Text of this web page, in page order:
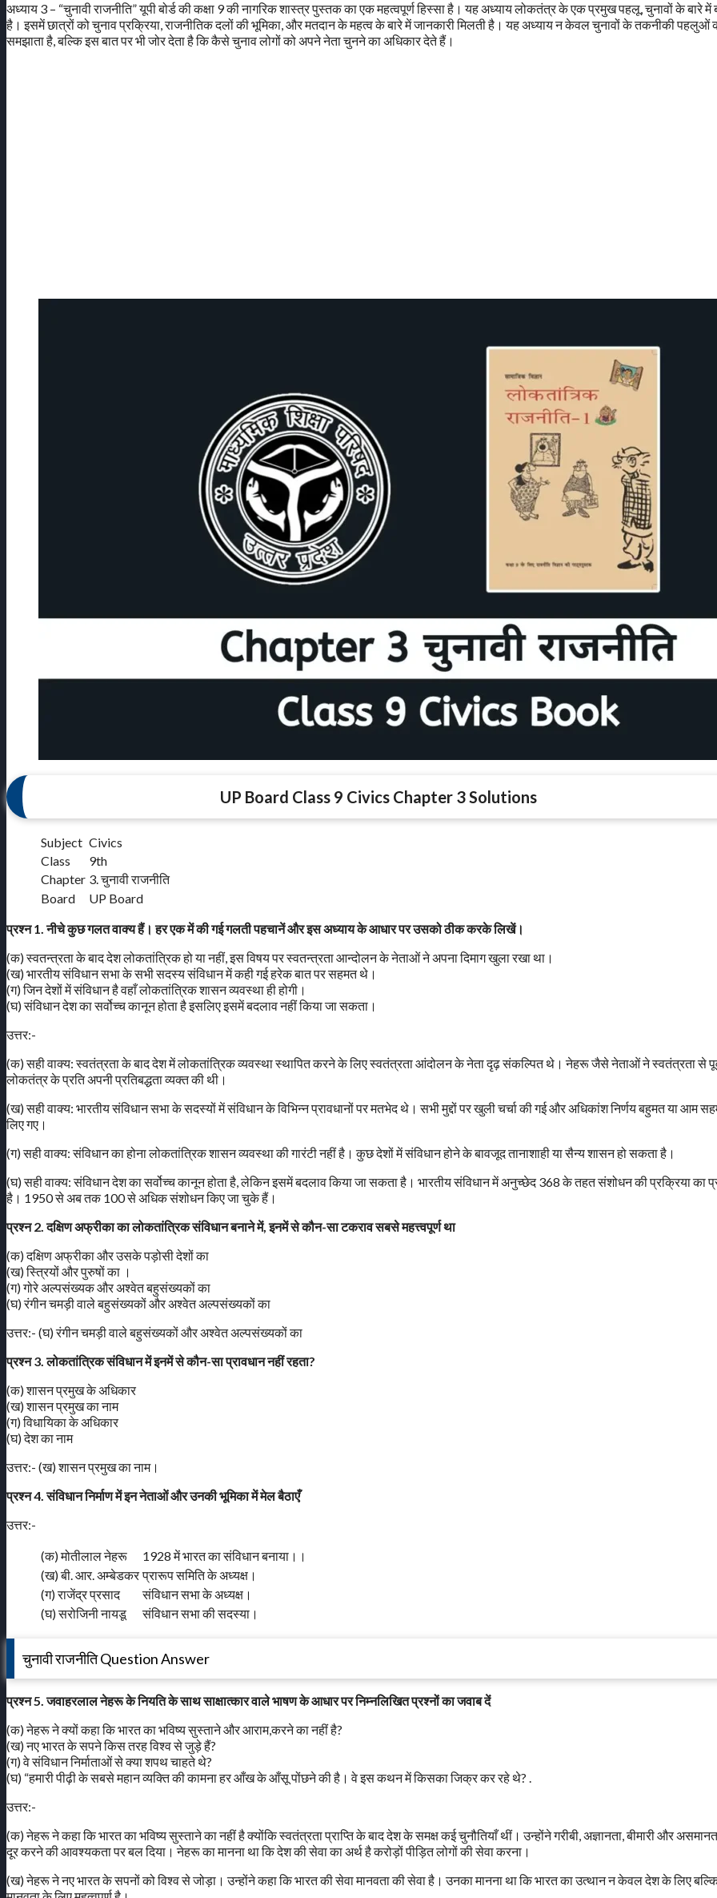
अध्याय 3 – “चुनावी राजनीति” यूपी बोर्ड की कक्षा 9 की नागरिक शास्त्र पुस्तक का एक महत्वपूर्ण हिस्सा है। यह अध्याय लोकतंत्र के एक प्रमुख पहलू, चुनावों के बारे में
है। इसमें छात्रों को चुनाव प्रक्रिया, राजनीतिक दलों की भूमिका, और मतदान के महत्व के बारे में जानकारी मिलती है। यह अध्याय न केवल चुनावों के तकनीकी पहलुओं
समझाता है, बल्कि इस बात पर भी जोर देता है कि कैसे चुनाव लोगों को अपने नेता चुनने का अधिकार देते हैं।
UP Board Class 9 Civics Chapter 3 Solutions
Subject Civics
Class
9th
Chapter 3. चुनावी राजनीति
Board
UP Board
प्रश्न 1. नीचे कुछ गलत वाक्य हैं। हर एक में की गई गलती पहचानें और इस अध्याय के आधार पर उसको ठीक करके लिखें।
(क) स्वतन्त्रता के बाद देश लोकतांत्रिक हो या नहीं, इस विषय पर स्वतन्त्रता आन्दोलन के नेताओं ने अपना दिमाग खुला रखा था।
(ख) भारतीय संविधान सभा के सभी सदस्य संविधान में कही गई हरेक बात पर सहमत थे।
(ग) जिन देशों में संविधान है वहाँ लोकतांत्रिक शासन व्यवस्था ही होगी।
(घ) संविधान देश का सर्वोच्च कानून होता है इसलिए इसमें बदलाव नहीं किया जा सकता।
उत्तर:-
(क) सही वाक्य: स्वतंत्रता के बाद देश में लोकतांत्रिक व्यवस्था स्थापित करने के लिए स्वतंत्रता आंदोलन के नेता दृढ़ संकल्पित थे। नेहरू जैसे नेताओं ने स्वतंत्रता से
लोकतंत्र के प्रति अपनी प्रतिबद्धता व्यक्त की थी।
(ख) सही वाक्य: भारतीय संविधान सभा के सदस्यों में संविधान के विभिन्न प्रावधानों पर मतभेद थे। सभी मुद्दों पर खुली चर्चा की गई और अधिकांश निर्णय बहुमत या आम
लिए गए।
(ग) सही वाक्य: संविधान का होना लोकतांत्रिक शासन व्यवस्था की गारंटी नहीं है। कुछ देशों में संविधान होने के बावजूद तानाशाही या सैन्य शासन हो सकता है।
(घ) सही वाक्य: संविधान देश का सर्वोच्च कानून होता है, लेकिन इसमें बदलाव किया जा सकता है। भारतीय संविधान में अनुच्छेद 368 के तहत संशोधन की प्रक्रिया का
है। 1950 से अब तक 100 से अधिक संशोधन किए जा चुके हैं।
प्रश्न 2. दक्षिण अफ्रीका का लोकतांत्रिक संविधान बनाने में, इनमें से कौन-सा टकराव सबसे महत्त्वपूर्ण था
(क) दक्षिण अफ्रीका और उसके पड़ोसी देशों का
(ख) स्त्रियों और पुरुषों का ।
(ग) गोरे अल्पसंख्यक और अश्वेत बहुसंख्यकों का
(घ) रंगीन चमड़ी वाले बहुसंख्यकों और अश्वेत अल्पसंख्यकों का
उत्तर:- (घ) रंगीन चमड़ी वाले बहुसंख्यकों और अश्वेत अल्पसंख्यकों का
प्रश्न 3. लोकतांत्रिक संविधान में इनमें से कौन-सा प्रावधान नहीं रहता?
(क) शासन प्रमुख के अधिकार
(ख) शासन प्रमुख का नाम
(ग) विधायिका के अधिकार
(घ) देश का नाम
उत्तर:- (ख) शासन प्रमुख का नाम।
प्रश्न 4. संविधान निर्माण में इन नेताओं और उनकी भूमिका में मेल बैठाएँ
उत्तर:-
(क) मोतीलाल नेहरू
1928 में भारत का संविधान बनाया।।
(ख) बी. आर. अम्बेडकर प्रारूप समिति के अध्यक्ष।
(ग) राजेंद्र प्रसाद
संविधान सभा के अध्यक्ष।
(घ) सरोजिनी नायडू
संविधान सभा की सदस्या।
चुनावी राजनीति Question Answer
प्रश्न 5. जवाहरलाल नेहरू के नियति के साथ साक्षात्कार वाले भाषण के आधार पर निम्नलिखित प्रश्नों का जवाब दें
(क) नेहरू ने क्यों कहा कि भारत का भविष्य सुस्ताने और आराम,करने का नहीं है?
(ख) नए भारत के सपने किस तरह विश्व से जुड़े हैं?
(ग) वे संविधान निर्माताओं से क्या शपथ चाहते थे?
(घ) “हमारी पीढ़ी के सबसे महान व्यक्ति की कामना हर आँख के आँसू पोंछने की है। वे इस कथन में किसका जिक्र कर रहे थे? .
उत्तर:-
(क) नेहरू ने कहा कि भारत का भविष्य सुस्ताने का नहीं है क्योंकि स्वतंत्रता प्राप्ति के बाद देश के समक्ष कई चुनौतियाँ थीं। उन्होंने गरीबी, अज्ञानता, बीमारी और
दूर करने की आवश्यकता पर बल दिया। नेहरू का मानना था कि देश की सेवा का अर्थ है करोड़ों पीड़ित लोगों की सेवा करना।
(ख) नेहरू ने नए भारत के सपनों को विश्व से जोड़ा। उन्होंने कहा कि भारत की सेवा मानवता की सेवा है। उनका मानना था कि भारत का उत्थान न केवल देश के लिए